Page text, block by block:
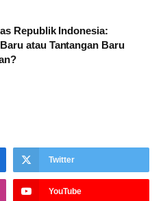
Republik Indonesia:
atau Tantangan Baru
Twitter
YouTube